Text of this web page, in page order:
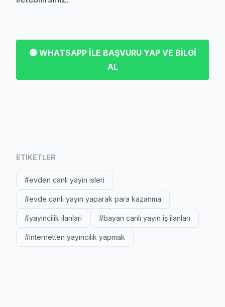
🟢 WHATSAPP İLE BAŞVURU YAP VE BİLGİ
AL
ETIKETLER
#evden canli yayin isleri
#evde canlı yayın yaparak para kazanma
#yayincilik ilanlari #bayan canlı yayın iş ilanları
#internetten yayıncılık yapmak